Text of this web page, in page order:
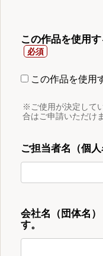
この作品を使用
この作品を使用
※ご使用が決定して
合はご申請いただけ
ご担当者名（個人
会社名（団体名
す。